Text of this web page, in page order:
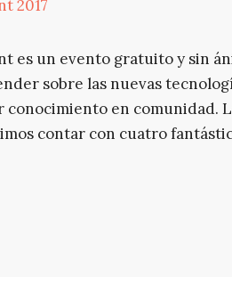
2017
es un evento gratuito y sin
sobre las nuevas
en comunidad.
contar con cuatro